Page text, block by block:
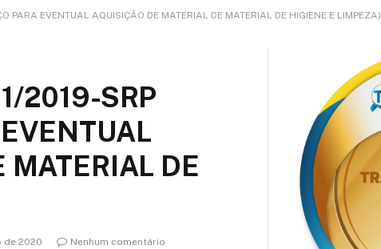
PARA EVENTUAL AQUISIÇÃO DE MATERIAL DE MATERIAL DE HIGIENE E LIMPEZA)
2019-SRP
MATERIAL DE
de 2020
Nenhum comentário